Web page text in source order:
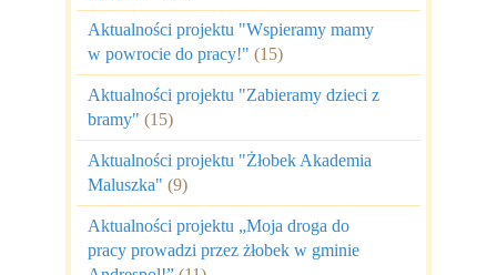
Aktualności projektu "Wspieramy mamy
w powrocie do pracy!" (15)
Aktualności projektu "Zabieramy dzieci z
bramy" (15)
Aktualności projektu "Żłobek Akademia
Maluszka" (9)
Aktualności projektu „Moja droga do
pracy prowadzi przez żłobek w gminie